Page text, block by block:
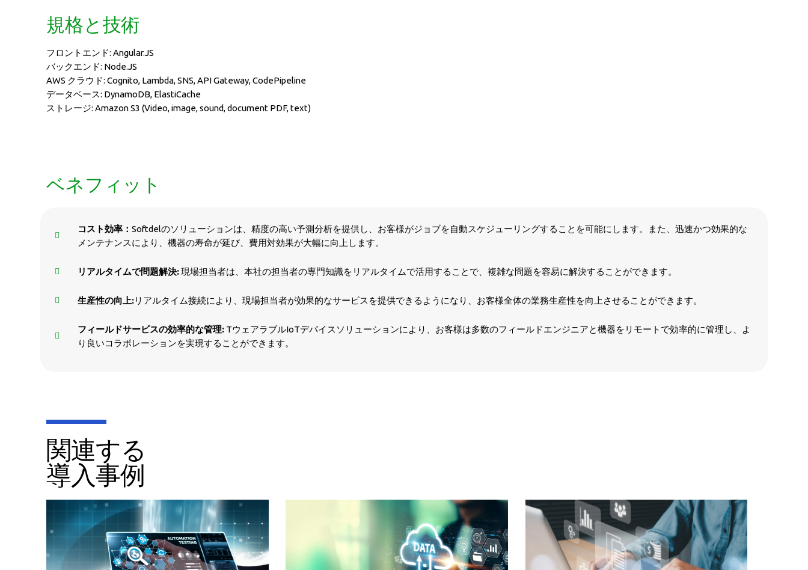
規格と技術
フロントエンド: Angular.JS
バックエンド: Node.JS
AWS クラウド: Cognito, Lambda, SNS, API Gateway, CodePipeline
データベース: DynamoDB, ElastiCache
ストレージ: Amazon S3 (Video, image, sound, document PDF, text)
ベネフィット
コスト効率： Softdelのソリューションは、精度の高い予測分析を提供し、お客様がジョブを自動スケジューリングすることを可能にします。また、迅速かつ効果的な
メンテナンスにより、機器の寿命が延び、費用対効果が大幅に向上します。
リアルタイムで問題解決:現場担当者は、本社の担当者の専門知識をリアルタイムで活用することで、複雑な問題を容易に解決することができます。
生産性の向上:リアルタイム接続により、現場担当者が効果的なサービスを提供できるようになり、お客様全体の業務生産性を向上させることができます。
フィールドサービスの効率的な管理:TウェアラブルIoTデバイスソリューションにより、お客様は多数のフィールドエンジニアと機器をリモートで効率的に管理し、よ
り良いコラボレーションを実現することができます。
関連する
導入事例